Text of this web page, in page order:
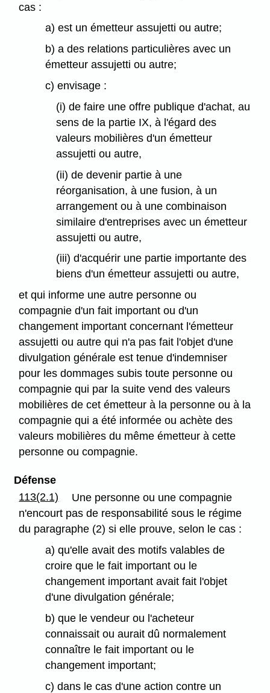
cas :
a) est un émetteur assujetti ou autre;
b) a des relations particulières avec un
émetteur assujetti ou autre;
c) envisage :
(i) de faire une offre publique d'achat, au
sens de la partie IX, à l'égard des
valeurs mobilières d'un émetteur
assujetti ou autre,
(ii) de devenir partie à une
réorganisation, à une fusion, à un
arrangement ou à une combinaison
similaire d'entreprises avec un émetteur
assujetti ou autre,
(iii) d'acquérir une partie importante des
biens d'un émetteur assujetti ou autre,
et qui informe une autre personne ou
compagnie d'un fait important ou d'un
changement important concernant l'émetteur
assujetti ou autre qui n'a pas fait l'objet d'une
divulgation générale est tenue d'indemniser
pour les dommages subis toute personne ou
compagnie qui par la suite vend des valeurs
mobilières de cet émetteur à la personne ou à la
compagnie qui a été informée ou achète des
valeurs mobilières du même émetteur à cette
personne ou compagnie.
Défense
113(2.1)
Une personne ou une compagnie
n'encourt pas de responsabilité sous le régime
du paragraphe (2) si elle prouve, selon le cas :
a) qu'elle avait des motifs valables de
croire que le fait important ou le
changement important avait fait l'objet
d'une divulgation générale;
b) que le vendeur ou l'acheteur
connaissait ou aurait dû normalement
connaître le fait important ou le
changement important;
c) dans le cas d'une action contre un